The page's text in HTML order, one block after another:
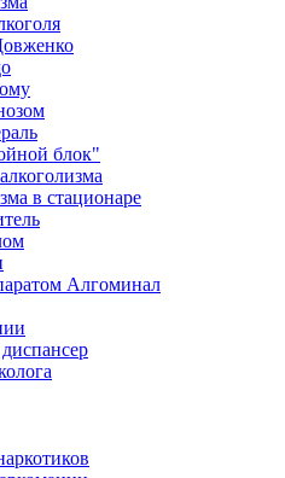
блок"
в стационаре
Алгоминал